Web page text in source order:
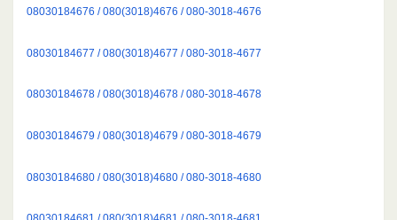
08030184676 / 080(3018)4676 / 080-3018-4676
08030184677 / 080(3018)4677 / 080-3018-4677
08030184678 / 080(3018)4678 / 080-3018-4678
08030184679 / 080(3018)4679 / 080-3018-4679
08030184680 / 080(3018)4680 / 080-3018-4680